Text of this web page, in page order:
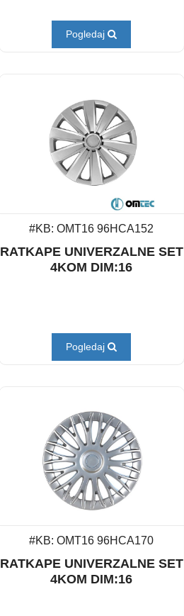
Pogledaj
#KB: OMT16 96HCA152
RATKAPE UNIVERZALNE SET
4KOM DIM:16
Pogledaj
#KB: OMT16 96HCA170
RATKAPE UNIVERZALNE SET
4KOM DIM:16